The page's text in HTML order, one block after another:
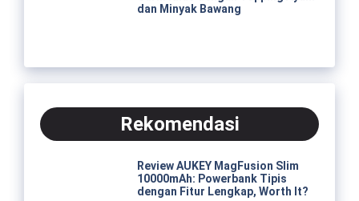
dan Minyak Bawang
Rekomendasi
Review AUKEY MagFusion Slim
10000mAh: Powerbank Tipis
dengan Fitur Lengkap, Worth It?